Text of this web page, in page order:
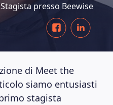
presso Beewise
di Meet the
siamo entusiasti
stagista